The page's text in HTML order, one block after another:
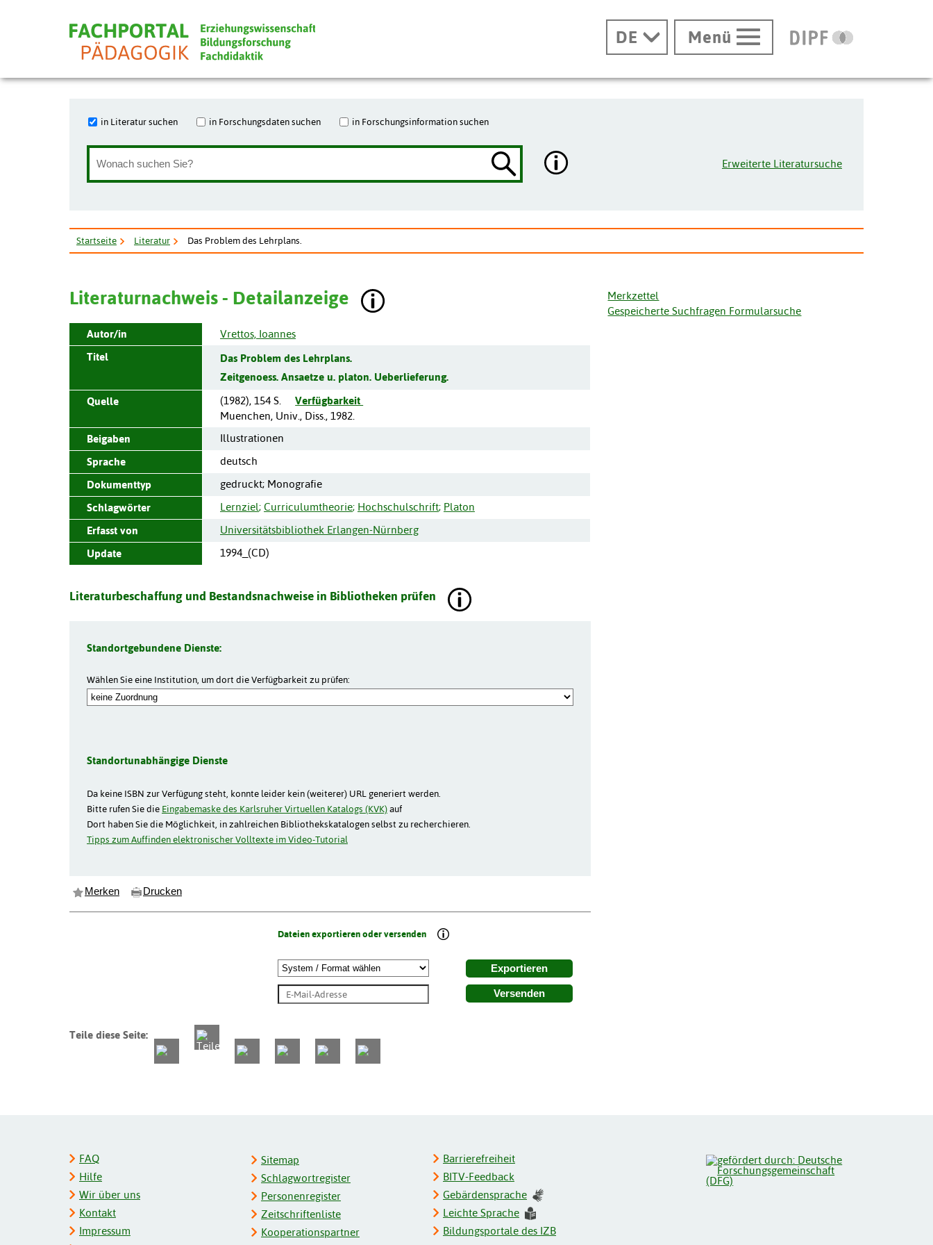
DE Menü
in Literatur suchen in Forschungsdaten suchen in Forschungsinformation suchen
Erweiterte Literatursuche
Startseite Literatur Das Problem des Lehrplans.
Literaturnachweis - Detailanzeige
Merkzettel
Gespeicherte Suchfragen Formularsuche
Autor/in
Vrettos, Ioannes
Titel
Das Problem des Lehrplans.
Zeitgenoess. Ansaetze u. platon. Ueberlieferung.
Quelle (1982), 154 S.
Verfügbarkeit
Muenchen, Univ., Diss., 1982.
Beigaben
Illustrationen
Sprache
deutsch
Dokumenttyp
gedruckt; Monografie
Schlagwörter
Lernziel; Curriculumtheorie; Hochschulschrift; Platon
Erfasst von
Universitätsbibliothek Erlangen-Nürnberg
Update
1994_(CD)
Literaturbeschaffung und Bestandsnachweise in Bibliotheken prüfen
Standortgebundene Dienste:
Wählen Sie eine Institution, um dort die Verfügbarkeit zu prüfen:
Standortunabhängige Dienste
Da keine ISBN zur Verfügung steht, konnte leider kein (weiterer) URL generiert werden.
Bitte rufen Sie die Eingabemaske des Karlsruher Virtuellen Katalogs (KVK)auf
Dort haben Sie die Möglichkeit, in zahlreichen Bibliothekskatalogen selbst zu recherchieren.
Tipps zum Auffinden elektronischer Volltexte im Video-Tutorial
Merken Drucken
Dateien exportieren oder versenden
Exportieren
Versenden
Teile diese Seite:
FAQ
Hilfe
Wir über uns
Kontakt
Impressum
Sitemap
Schlagwortregister
Personenregister
Zeitschriftenliste
Kooperationspartner
Barrierefreiheit
BITV-Feedback
Gebärdensprache
Leichte Sprache
Bildungsportale des IZB